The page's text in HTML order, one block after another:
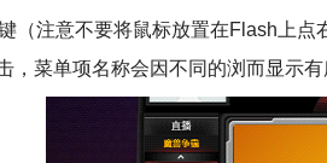
（注意不要将鼠标放置在Flash上
，菜单项名称会因不同的浏而显示有